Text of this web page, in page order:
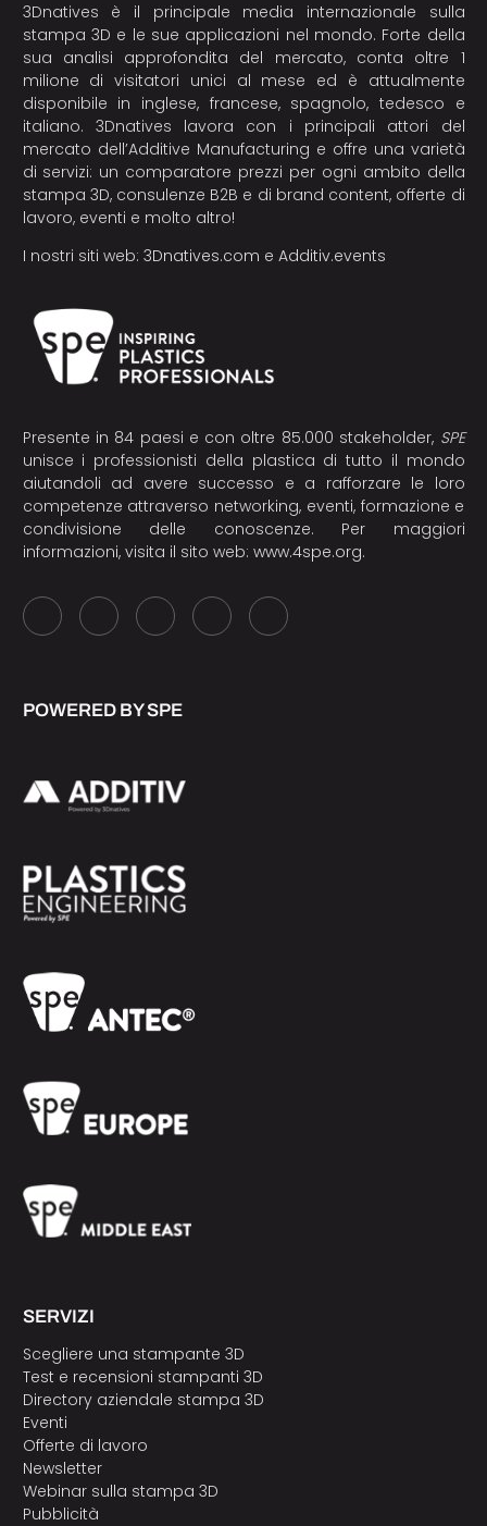
3Dnatives è il principale media internazionale sulla
stampa 3D e le sue applicazioni nel mondo. Forte della
sua analisi approfondita del mercato, conta oltre 1
milione di visitatori unici al mese ed è attualmente
disponibile in inglese, francese, spagnolo, tedesco e
italiano. 3Dnatives lavora con i principali attori del
mercato dell’Additive Manufacturing e offre una varietà
di servizi: un comparatore prezzi per ogni ambito della
stampa 3D, consulenze B2B e di brand content, offerte di
lavoro, eventi e molto altro!
I nostri siti web: 3Dnatives.com e Additiv.events
Presente in 84 paesi e con oltre 85.000 stakeholder, SPE
unisce i professionisti della plastica di tutto il mondo
aiutandoli ad avere successo e a rafforzare le loro
competenze attraverso networking, eventi, formazione e
condivisione delle conoscenze. Per maggiori
informazioni, visita il sito web: www.4spe.org.
POWERED BY SPE
SERVIZI
Scegliere una stampante 3D
Test e recensioni stampanti 3D
Directory aziendale stampa 3D
Eventi
Offerte di lavoro
Newsletter
Webinar sulla stampa 3D
Pubblicità